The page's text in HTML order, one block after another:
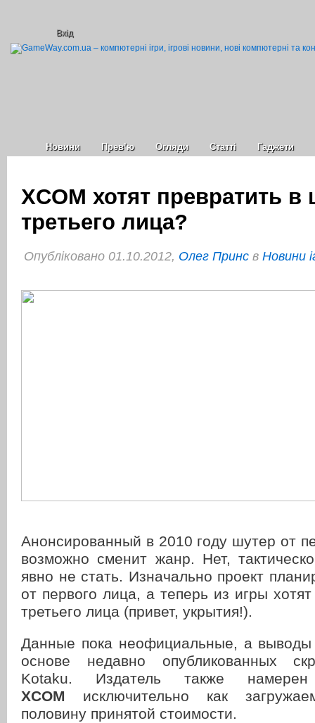
Вхід
Новини Прев’ю Огляди Статті Гаджети
XCOM хотят превратить в
третьего лица?
Опубліковано 01.10.2012, Олег Принс в Новини
Анонсированный в 2010 году шутер от
возможно сменит жанр. Нет,
явно не стать. Изначально проект
от первого лица, а теперь из игры
третьего лица (привет, укрытия!).
Данные пока неофициальные, а
основе недавно опубликованных
Kotaku. Издатель также намерен
XCOM исключительно как
половину принятой стоимости.